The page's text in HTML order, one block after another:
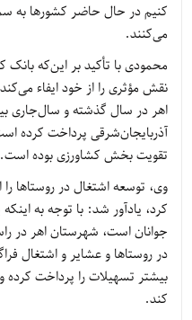
کنیم در حال حاضر کشورها به
می‌کنند.
محمودی با تأکید بر این‌که
نقش مؤثری را از خود ایفاء
اهر در سال گذشته و سال‌جاری
آذربایجان‌شرقی پرداخت کرده
تقویت بخش کشاورزی بوده است.
وی، توسعه اشتغال در روستاها
کرد، یادآور شد: با توجه به
جوانان است، شهرستان اهر در
در روستاها و عشایر و اشتغال
بیشتر تسهیلات را پرداخت
کند.